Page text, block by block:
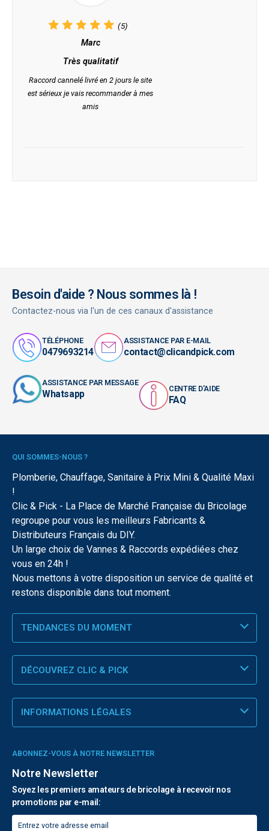
(5)
Marc
Très qualitatif
Raccord cannelé livré en 2 jours le site
est sérieux je vais recommander à mes
amis
Besoin d'aide ? Nous sommes là !
Contactez-nous via l'un de ces canaux d'assistance
TÉLÉPHONE
0479693214
ASSISTANCE PAR E-MAIL
contact@clicandpick.com
ASSISTANCE PAR MESSAGE
Whatsapp CENTRE D'AIDE
FAQ
QUI SOMMES-NOUS ?
Plomberie, Chauffage, Sanitaire à Prix Mini & Qualité Maxi
!
Clic & Pick - La Place de Marché Française du Bricolage
regroupe pour vous les meilleurs Fabricants &
Distributeurs Français du DIY.
Un large choix de Vannes & Raccords expédiées chez
vous en 24h !
Nous mettons à votre disposition un service de qualité et
restons disponible dans tout moment.
TENDANCES DU MOMENT
DÉCOUVREZ CLIC & PICK
INFORMATIONS LÉGALES
ABONNEZ-VOUS À NOTRE NEWSLETTER
Notre Newsletter
Soyez les premiers amateurs de bricolage à recevoir nos
promotions par e-mail: